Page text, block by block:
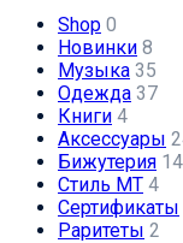
Shop 0
Новинки 8
Музыка 35
Одежда 37
Книги 4
Аксессуары
Бижутерия 14
Стиль МТ 4
Сертификаты
Раритеты 2